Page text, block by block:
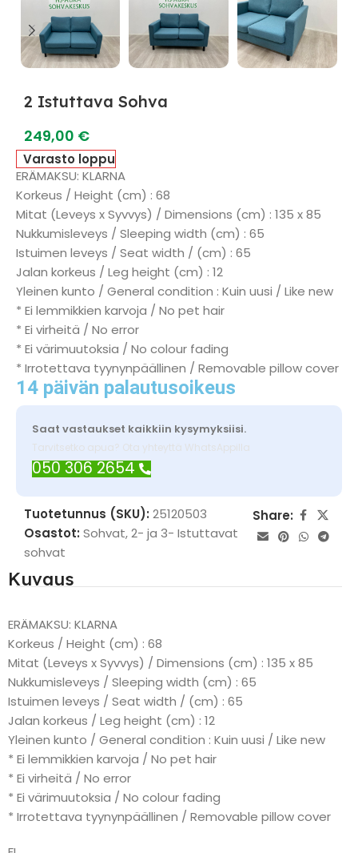
2 Istuttava Sohva
249,00 €
Varasto loppu
ERÄMAKSU: KLARNA
Korkeus / Height (cm) : 68
Mitat (Leveys x Syvvys) / Dimensions (cm) : 135 x 85
Nukkumisleveys / Sleeping width (cm) : 65
Istuimen leveys / Seat width / (cm) : 65
Jalan korkeus / Leg height (cm) : 12
Yleinen kunto / General condition : Kuin uusi / Like new
* Ei lemmikkien karvoja / No pet hair
* Ei virheitä / No error
* Ei värimuutoksia / No colour fading
* Irrotettava tyynynpäällinen / Removable pillow cover
14 päivän palautusoikeus
Saat vastaukset kaikkiin kysymyksiisi.
Tarvitsetko apua? Ota yhteyttä WhatsAppilla
050 306 2654
Tuotetunnus (SKU): 25120503
Osastot: Sohvat,2- ja 3- Istuttavat
sohvat
Share:
Kuvaus
ERÄMAKSU: KLARNA
Korkeus / Height (cm) : 68
Mitat (Leveys x Syvvys) / Dimensions (cm) : 135 x 85
Nukkumisleveys / Sleeping width (cm) : 65
Istuimen leveys / Seat width / (cm) : 65
Jalan korkeus / Leg height (cm) : 12
Yleinen kunto / General condition : Kuin uusi / Like new
* Ei lemmikkien karvoja / No pet hair
* Ei virheitä / No error
* Ei värimuutoksia / No colour fading
* Irrotettava tyynynpäällinen / Removable pillow cover